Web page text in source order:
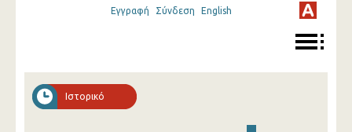
Εγγραφή Σύνδεση English
Ιστορικό